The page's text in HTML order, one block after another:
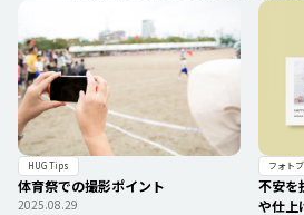
HUG Tips
体育祭での撮影ポイント
2025.08.29
フォト
不安を
や仕上